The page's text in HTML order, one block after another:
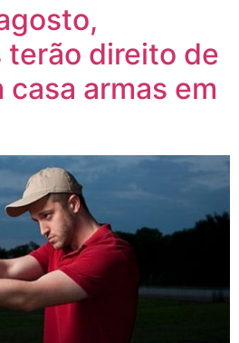
terão direito de
armas em